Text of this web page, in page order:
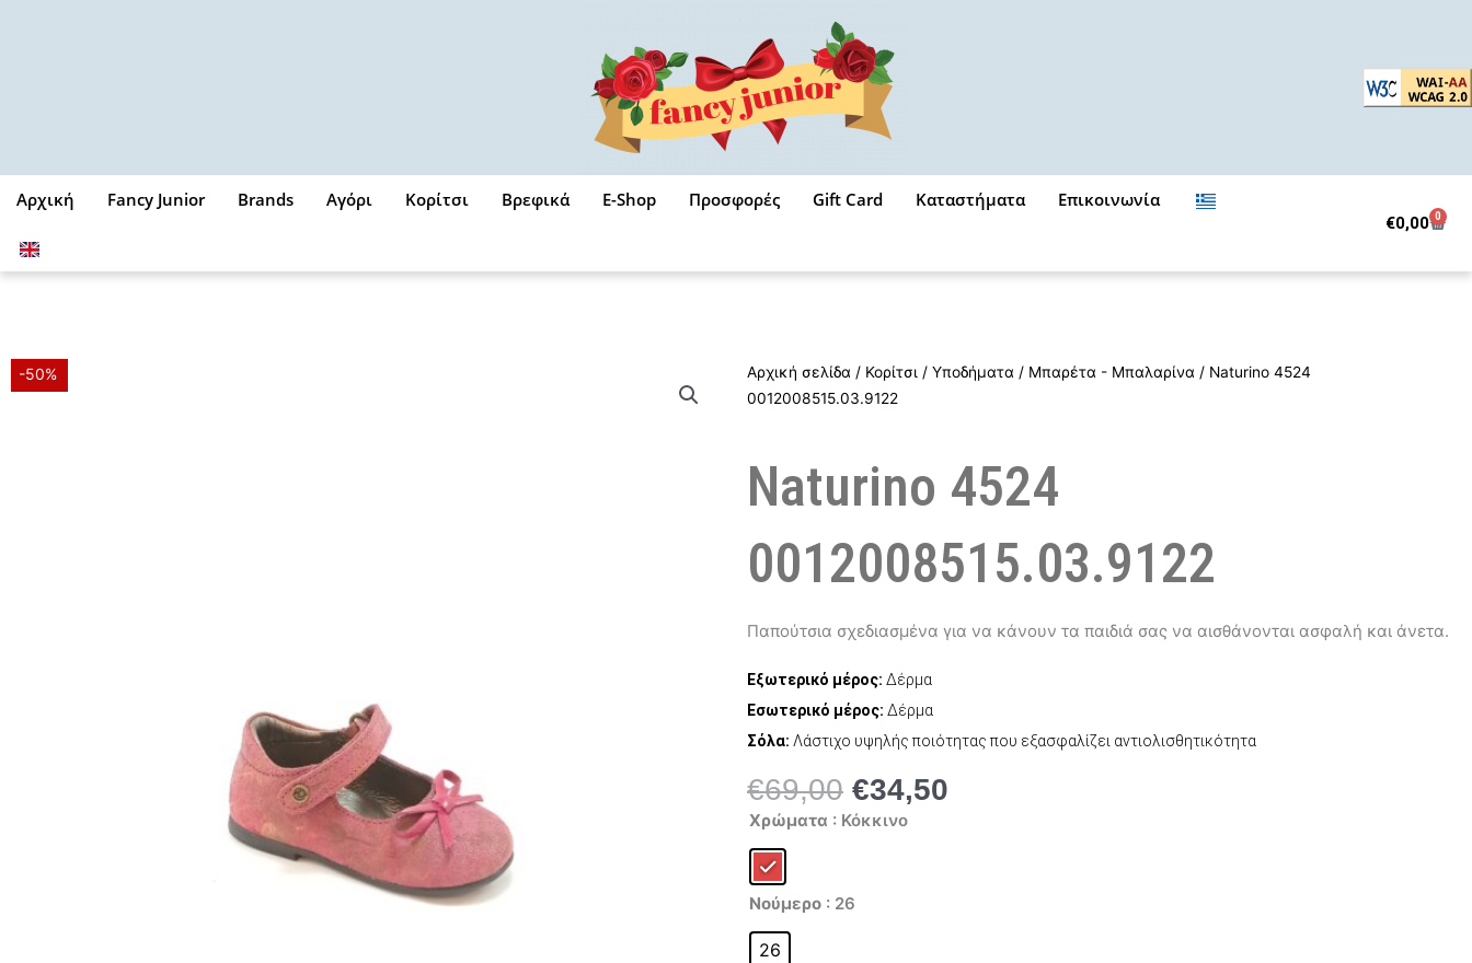
Αρχική Fancy Junior Brands Αγόρι Κορίτσι Βρεφικά E-Shop Προσφορές Gift Card Καταστήματα Επικοινωνία
€0,00 0
Cart
-50% Αρχική σελίδα / Κορίτσι / Υποδήματα / Μπαρέτα - Μπαλαρίνα / Naturino 4524
0012008515.03.9122
Naturino 4524
0012008515.03.9122
Παπούτσια σχεδιασμένα για να κάνουν τα παιδιά σας να αισθάνονται ασφαλή και άνετα.
Εξωτερικό μέρος: Δέρμα
Εσωτερικό μέρος: Δέρμα
Σόλα: Λάστιχο υψηλής ποιότητας που εξασφαλίζει αντιολισθητικότητα
€69,00 Original
price
€34,50
Χρώματα : Κόκκινο
Νούμερο : 26
26
Naturino
4524
0012008515.03.9122